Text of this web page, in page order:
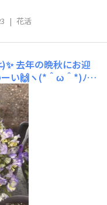
| 花活
去年の晩秋にお迎
い🙌ヽ(*＾ω＾*)ﾉ✨
いかず株も大きくな
とかなりました。あ